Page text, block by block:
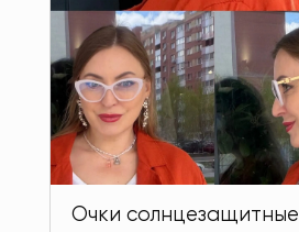
Очки солнцезащитные